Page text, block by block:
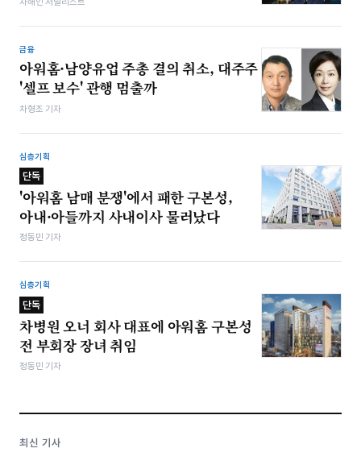
금융
아워홈·남양유업 주총 결의 취소, 대주주
'셀프 보수' 관행 멈출까
차형조 기자
심층기획
단독
'아워홈 남매 분쟁'에서 패한 구본성,
아내·아들까지 사내이사 물러났다
정동민 기자
심층기획
단독
차병원 오너 회사 대표에 아워홈 구본성
전 부회장 장녀 취임
정동민 기자
최신 기사